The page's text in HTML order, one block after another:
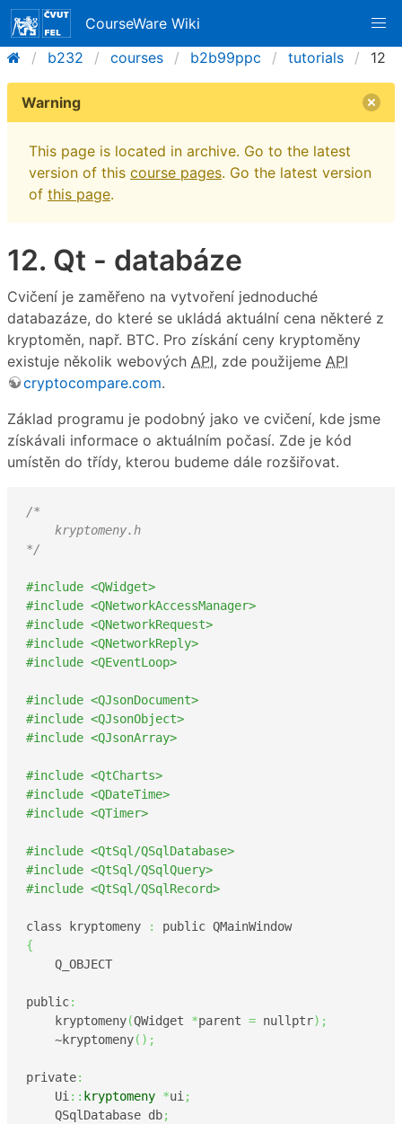
CourseWare Wiki
b232
courses b2b99ppc tutorials 12
Warning
This page is located in archive. Go to the latest
version of this course pages. Go the latest version
of this page.
12. Qt - databáze
Cvičení je zaměřeno na vytvoření jednoduché
databazáze, do které se ukládá aktuální cena některé z
kryptoměn, např. BTC. Pro získání ceny kryptoměny
existuje několik webových API, zde použijeme API
cryptocompare.com.
Základ programu je podobný jako ve cvičení, kde jsme
získávali informace o aktuálním počasí. Zde je kód
umístěn do třídy, kterou budeme dále rozšiřovat.
/*
    kryptomeny.h
*/
#include <QWidget>
#include <QNetworkAccessManager>
#include <QNetworkRequest>
#include <QNetworkReply>
#include <QEventLoop>
#include <QJsonDocument>
#include <QJsonObject>
#include <QJsonArray>
#include <QtCharts>
#include <QDateTime>
#include <QTimer>
#include <QtSql/QSqlDatabase>
#include <QtSql/QSqlQuery>
#include <QtSql/QSqlRecord>
class kryptomeny :
{
    Q_OBJECT
public:
    kryptomeny
(QWidget *parent = nullptr) ;
    ~kryptomeny
( ) ;
private:
    Ui
:: kryptomeny *ui ;
    QSqlDatabase db
;